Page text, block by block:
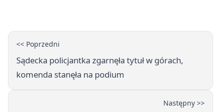
<< Poprzedni
Sądecka policjantka zgarnęła tytuł w górach,
komenda stanęła na podium
Następny >>